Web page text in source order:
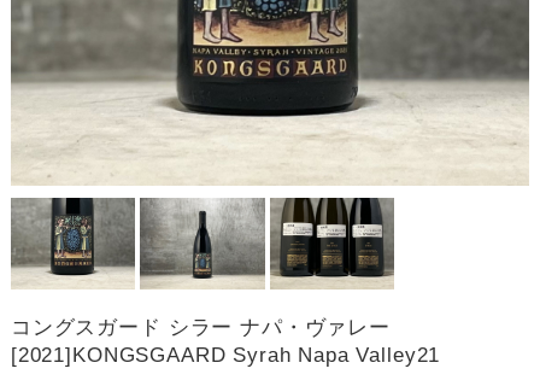
コングスガード シラー ナパ・ヴァレー
[2021]KONGSGAARD Syrah Napa Valley21